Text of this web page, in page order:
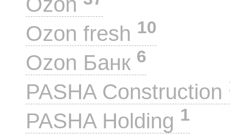
Ozon fresh 10
Ozon Банк 6
PASHA Construction
PASHA Holding 1